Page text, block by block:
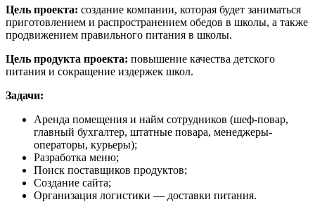
Цель проекта: создание компании, которая будет заниматься
приготовлением и распространением обедов в школы, а также
продвижением правильного питания в школы.
Цель продукта проекта: повышение качества детского
питания и сокращение издержек школ.
Задачи:
Аренда помещения и найм сотрудников (шеф-повар,
главный бухгалтер, штатные повара, менеджеры-
операторы, курьеры);
Разработка меню;
Поиск поставщиков продуктов;
Создание сайта;
Организация логистики — доставки питания.